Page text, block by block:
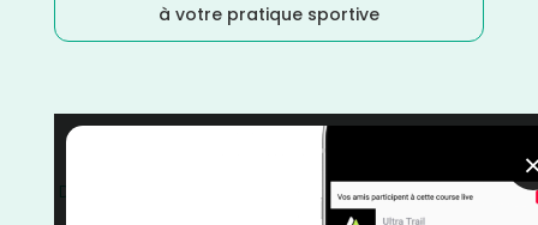
à votre pratique sportive
Distance Semi
/Distance Faible/
Avril